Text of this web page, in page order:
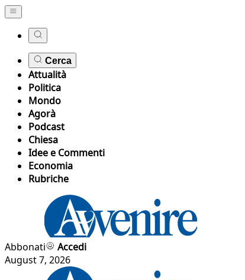
Cerca
Attualità
Politica
Mondo
Agorà
Podcast
Chiesa
Idee e Commenti
Economia
Rubriche
Abbonati
Accedi
August 7, 2026